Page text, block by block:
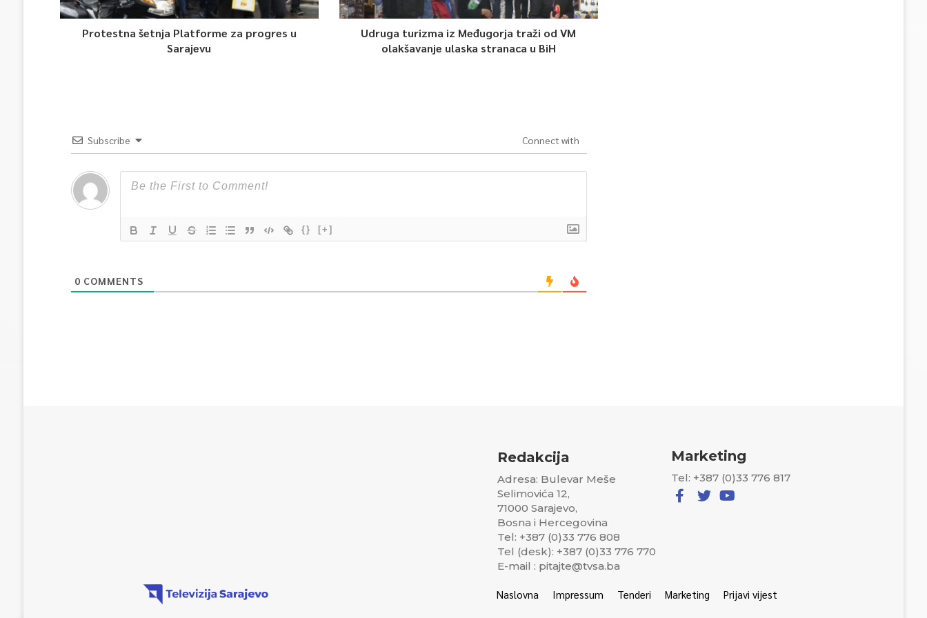
Protestna šetnja Platforme za progres u
Sarajevu
Udruga turizma iz Međugorja traži od VM
olakšavanje ulaska stranaca u BiH
Subscribe Connect with
{} [+]
0 COMMENTS
Redakcija
Adresa: Bulevar Meše
Selimovića 12,
71000 Sarajevo,
Bosna i Hercegovina
Tel: +387 (0)33 776 808
Tel (desk): +387 (0)33 776 770
E-mail : pitajte@tvsa.ba
Marketing
Tel: +387 (0)33 776 817
Naslovna Impressum Tenderi Marketing Prijavi vijest